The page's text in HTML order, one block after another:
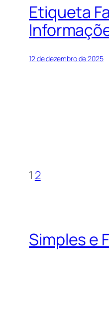
Etiqueta
12 de dezembro de 2025
1 2
Simples e